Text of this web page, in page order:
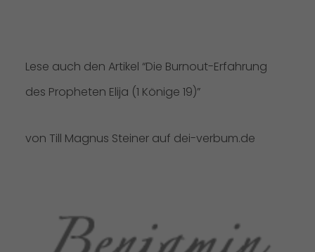
Lese auch den Artikel “Die Burnout-Erfahrung
des Propheten Elija (1 Könige 19)”
von Till Magnus Steiner auf dei-verbum.de